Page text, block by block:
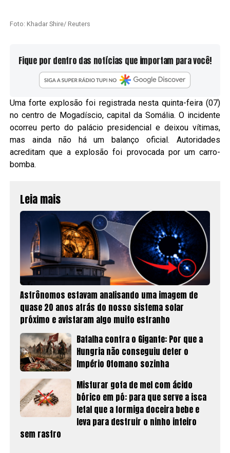
Foto: Khadar Shire/ Reuters
Fique por dentro das notícias que importam para você!
Uma forte explosão foi registrada nesta quinta-feira (07)
no centro de Mogadíscio, capital da Somália. O incidente
ocorreu perto do palácio presidencial e deixou vítimas,
mas ainda não há um balanço oficial. Autoridades
acreditam que a explosão foi provocada por um carro-
bomba.
Leia mais
Astrônomos estavam analisando uma imagem de
quase 20 anos atrás do nosso sistema solar
próximo e avistaram algo muito estranho
Batalha contra o Gigante: Por que a
Hungria não conseguiu deter o
Império Otomano sozinha
Misturar gota de mel com ácido
bórico em pó: para que serve a isca
letal que a formiga doceira bebe e
leva para destruir o ninho inteiro
sem rastro